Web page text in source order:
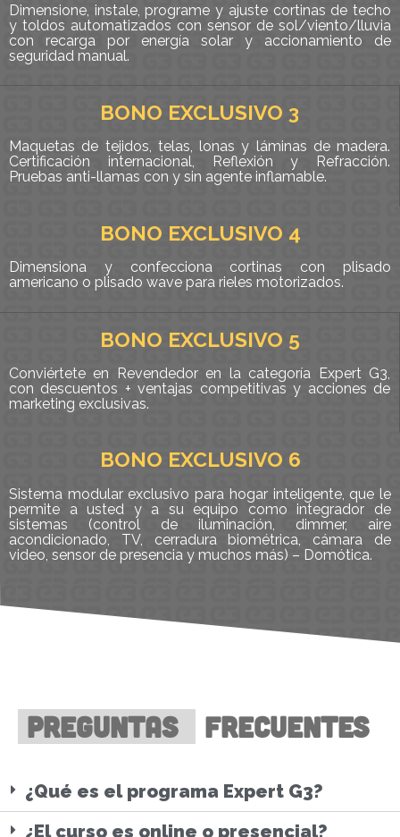
Dimensione, instale, programe y ajuste cortinas de techo
y toldos automatizados con sensor de sol/viento/lluvia
con recarga por energía solar y accionamiento de
seguridad manual.
BONO EXCLUSIVO 3
Maquetas de tejidos, telas, lonas y láminas de madera.
Certificación internacional, Reflexión y Refracción.
Pruebas anti-llamas con y sin agente inflamable.
BONO EXCLUSIVO 4
Dimensiona y confecciona cortinas con plisado
americano o plisado wave para rieles motorizados.
BONO EXCLUSIVO 5
Conviértete en Revendedor en la categoría Expert G3,
con descuentos + ventajas competitivas y acciones de
marketing exclusivas.
BONO EXCLUSIVO 6
Sistema modular exclusivo para hogar inteligente, que le
permite a usted y a su equipo como integrador de
sistemas (control de iluminación, dimmer, aire
acondicionado, TV, cerradura biométrica, cámara de
video, sensor de presencia y muchos más) – Domótica.
PREGUNTAS FRECUENTES
¿Qué es el programa Expert G3?
¿El curso es online o presencial?